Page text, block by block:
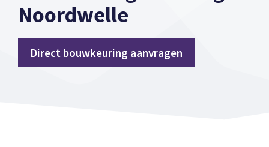
Noordwelle
Direct bouwkeuring aanvragen